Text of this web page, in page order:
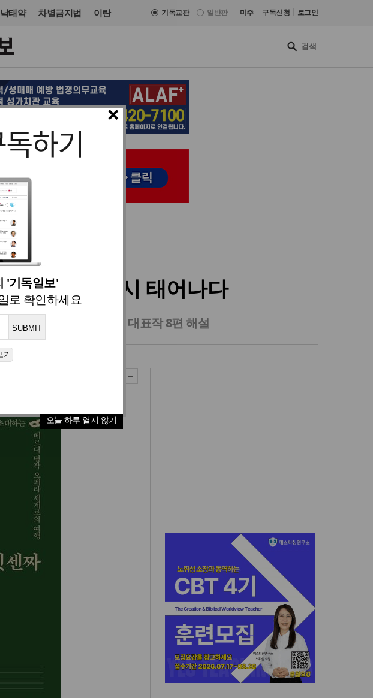
낙태약 차별금지법 이란 기독교판 일반판 미주 구독신청 로그인
×
'기독일보'
로 확인하세요
오늘 하루 열지 않기
14 08:51
오페라로 다시 태어나다
』 출간, 오페라 거장의 대표작 8편 해설
기감 이대위, 감신대 도서관에
퀴어서적 ‘별도 부스’ 마련 조치
2026년 상반기 탈북민 입국 63